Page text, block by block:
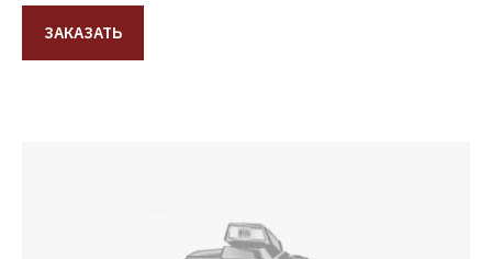
ЗАКАЗАТЬ